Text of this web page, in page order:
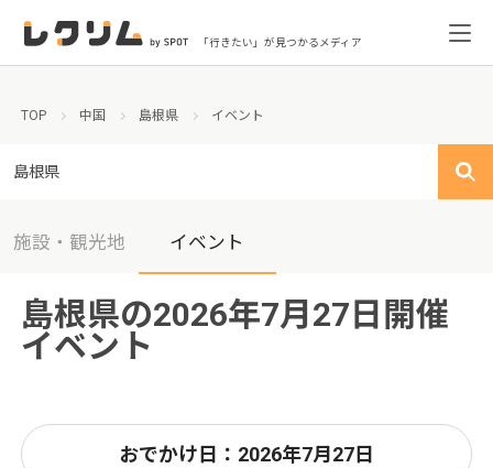
「行きたい」が見つかるメディア
TOP 中国 島根県 イベント
島根県
施設・観光地 イベント
島根県の2026年7月27日開催
イベント
おでかけ日：2026年7月27日